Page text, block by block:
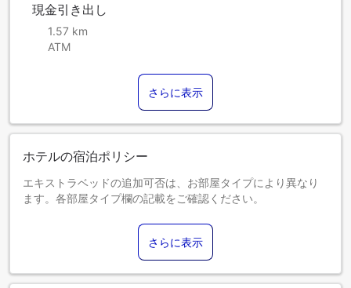
現金引き出し
1.57 km
ATM
さらに表示
ホテルの宿泊ポリシー
エキストラベッドの追加可否は、お部屋タイプにより異なり
ます。各部屋タイプ欄の記載をご確認ください。
さらに表示